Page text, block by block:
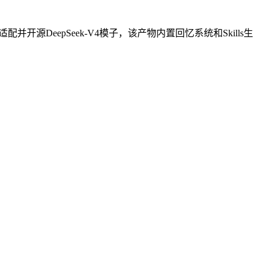
并开源DeepSeek-V4模子，该产物内置回忆系统和Skills生